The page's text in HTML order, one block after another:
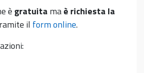
è gratuita maè richiesta la
il form online.